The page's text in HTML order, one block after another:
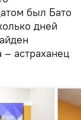
был Бато
дней
– астраханец